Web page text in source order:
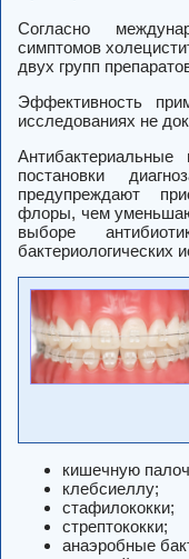
Согласно
симптомов
двух групп
Эффективность
исследованиях не
постановки
предупреждают
флоры, чем
выборе
бактериологических
кишечную
клебсиеллу;
стафилококки;
стрептококки;
анаэробные